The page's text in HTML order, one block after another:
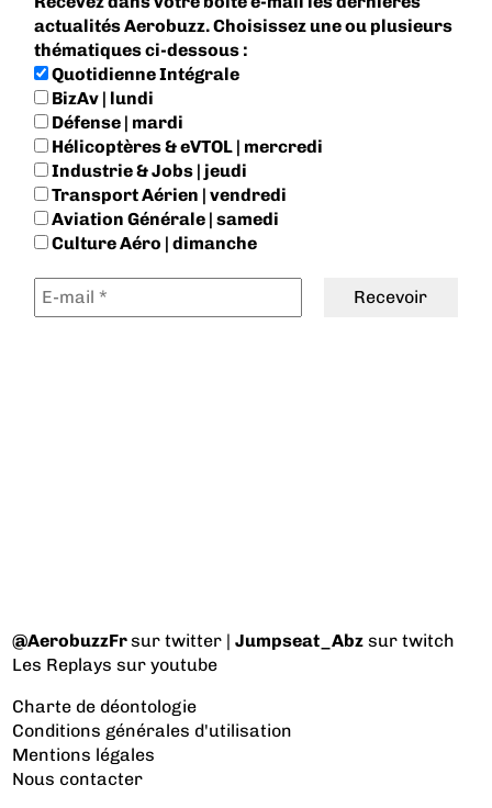
actualités Aerobuzz. Choisissez une ou plusieurs
thématiques ci-dessous :
Quotidienne Intégrale
BizAv | lundi
Défense | mardi
Hélicoptères & eVTOL | mercredi
Industrie & Jobs | jeudi
Transport Aérien | vendredi
Aviation Générale | samedi
Culture Aéro | dimanche
@AerobuzzFrsur twitter |Jumpseat_Abz sur twitch
Les Replays sur youtube
Charte de déontologie
Conditions générales d'utilisation
Mentions légales
Nous contacter